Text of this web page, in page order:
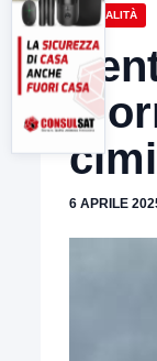
ATTUALITÀ
6 APRILE